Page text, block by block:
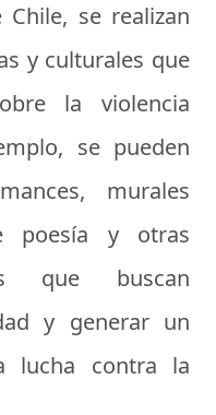
se realizan
y culturales que
la violencia
se pueden
murales
poesía y otras
que buscan
y generar un
lucha contra la